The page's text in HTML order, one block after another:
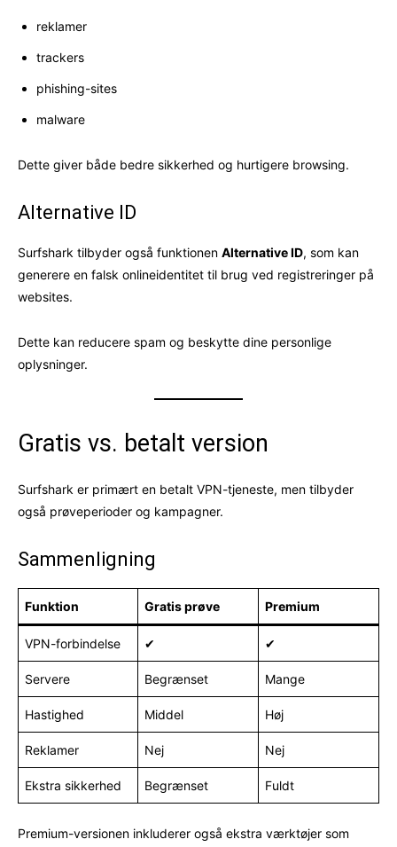
reklamer
trackers
phishing-sites
malware
Dette giver både bedre sikkerhed og hurtigere browsing.
Alternative ID
Surfshark tilbyder også funktionen Alternative ID, som kan
generere en falsk onlineidentitet til brug ved registreringer på
websites.
Dette kan reducere spam og beskytte dine personlige
oplysninger.
Gratis vs. betalt version
Surfshark er primært en betalt VPN-tjeneste, men tilbyder
også prøveperioder og kampagner.
Sammenligning
Funktion Gratis prøve Premium
VPN-forbindelse ✔ ✔
Servere Begrænset Mange
Hastighed Middel Høj
Reklamer Nej Nej
Ekstra sikkerhed Begrænset Fuldt
Premium-versionen inkluderer også ekstra værktøjer som